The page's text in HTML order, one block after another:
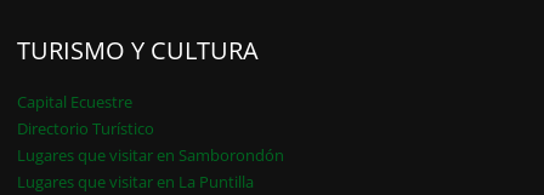
TURISMO Y CULTURA
Capital Ecuestre
Directorio Turístico
Lugares que visitar en Samborondón
Lugares que visitar en La Puntilla